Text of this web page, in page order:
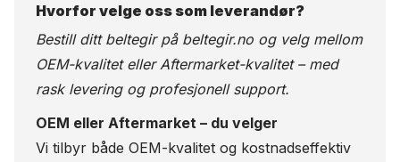
Hvorfor velge oss som leverandør?
Bestill ditt beltegir på beltegir.no og velg mellom
OEM-kvalitet eller Aftermarket-kvalitet – med
rask levering og profesjonell support.
OEM eller Aftermarket – du velger
Vi tilbyr både OEM-kvalitet og kostnadseffektiv